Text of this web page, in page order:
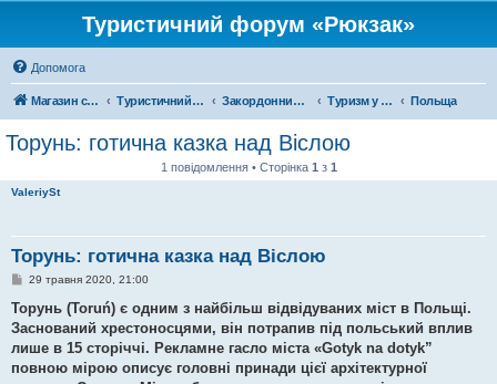
Туристичний форум «Рюкзак»
Допомога
Магазин спорядження Туристичний форум «Рюкзак» Закордонний туризм Туризм у Європі Польща
Торунь: готична казка над Віслою
1 повідомлення • Сторінка 1 з 1
ValeriySt
Торунь: готична казка над Віслою
П
в
д
о
л
29 травня 2020, 21:00
Торунь (Toruń) є одним з найбільш відвідуваних міст в Польщі.
Заснований хрестоносцями, він потрапив під польський вплив
лише в 15 сторіччі. Рекламне гасло міста «Gotyk na dotyk”
повною мірою описує головні принади цієї архітектурної